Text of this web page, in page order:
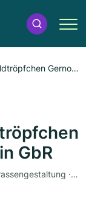
Gernot
GbR
Restaurant · Hotel · Weinhandel · Sauna · Terrassengestaltung · Wellness